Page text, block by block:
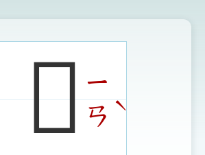
示
圖
𢔂ㄧ
ㄢˋ